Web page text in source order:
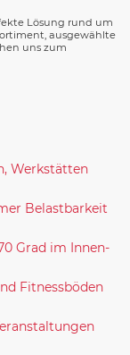
Lösung rund um
ausgewählte
uns zum
Werkstätten
Belastbarkeit
Grad im Innen-
Fitnessböden